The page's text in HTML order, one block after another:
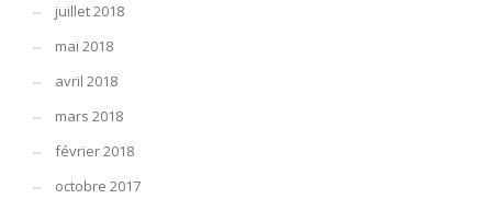
juillet 2018
mai 2018
avril 2018
mars 2018
février 2018
octobre 2017